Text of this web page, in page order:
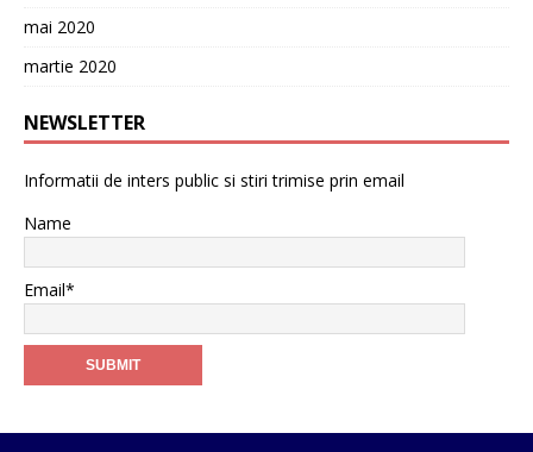
mai 2020
martie 2020
NEWSLETTER
Informatii de inters public si stiri trimise prin email
Name
Email*